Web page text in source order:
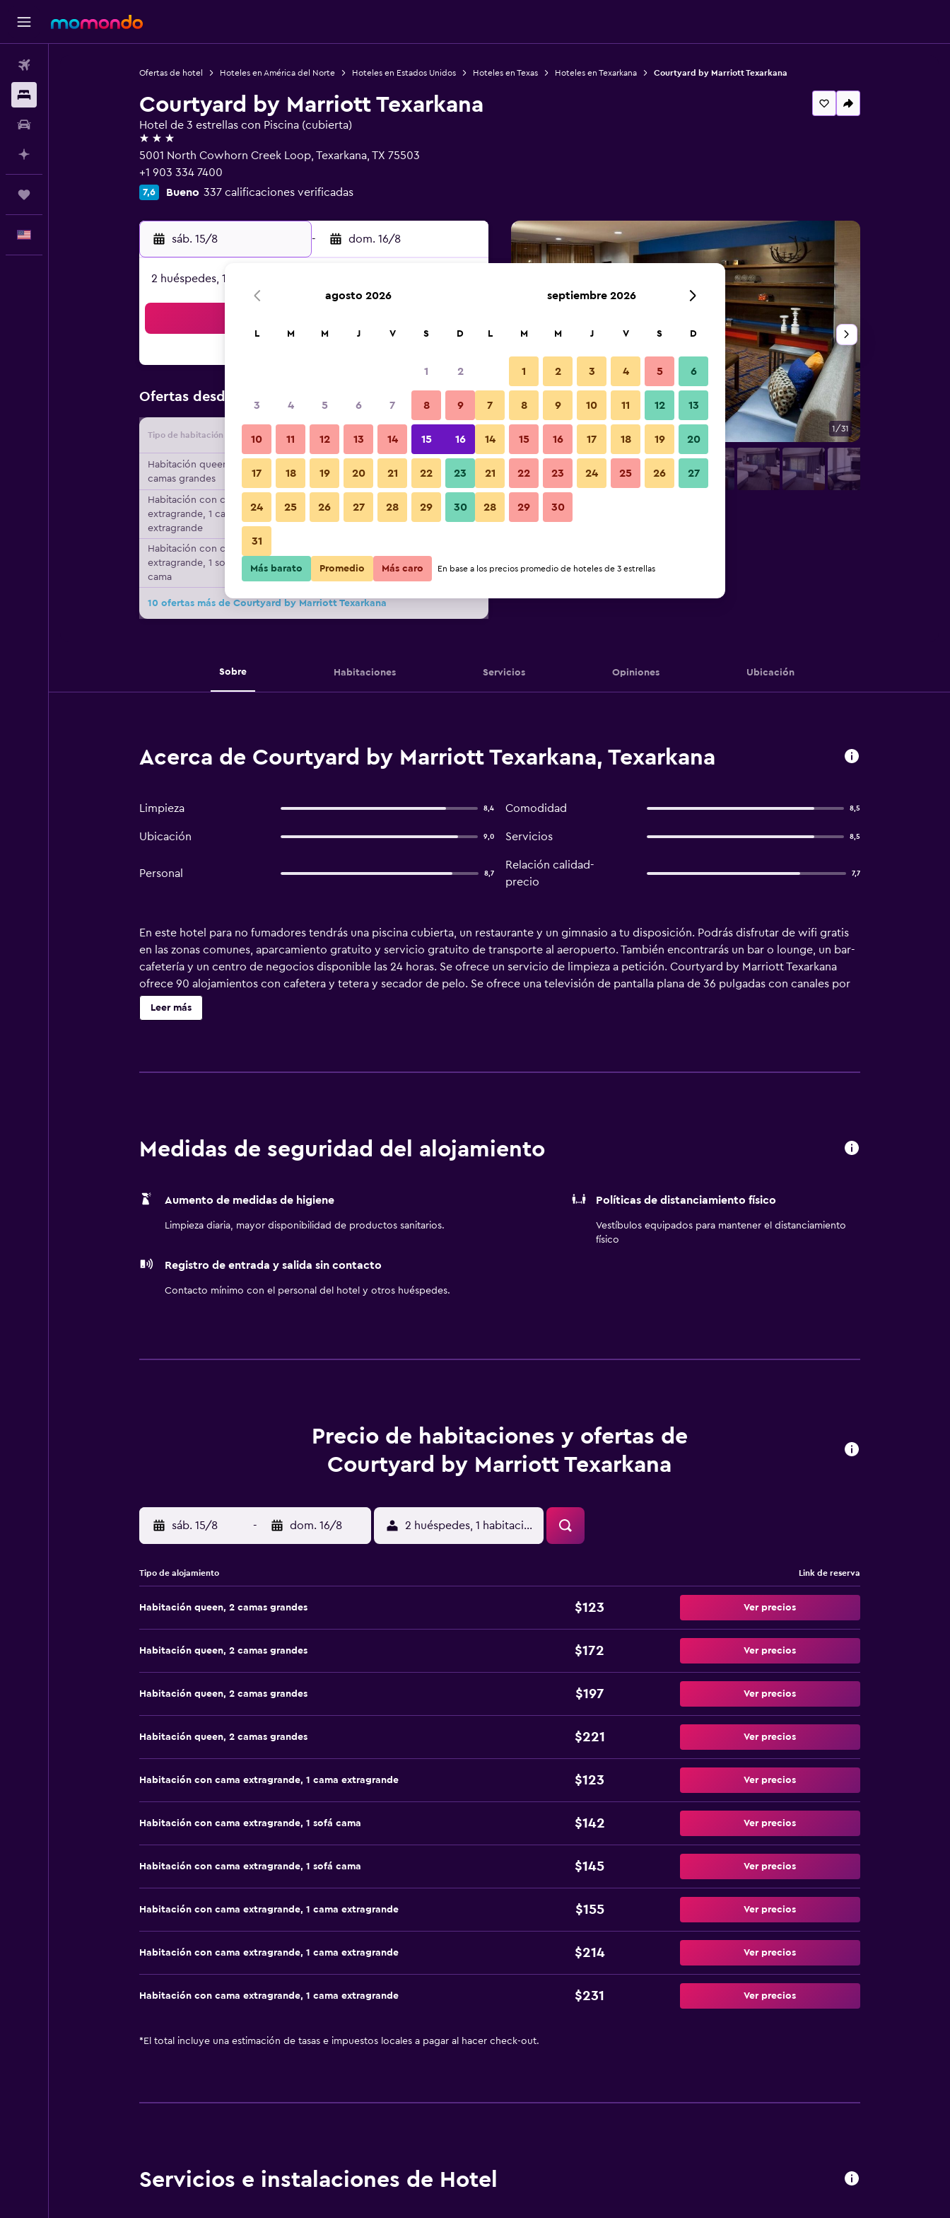
Ofertas de hotel Hoteles en América del Norte Hoteles en Estados Unidos Hoteles en Texas Hoteles en Texarkana Courtyard by Marriott Texarkana
Courtyard by Marriott Texarkana
Hotel de 3 estrellas con Piscina (cubierta)
3 estrellas
5001 North Cowhorn Creek Loop, Texarkana, TX 75503
+1 903 334 7400
7,6 Bueno 337 calificaciones verificadas
sáb. 15/8 - dom. 16/8
2 huéspedes, 1 habitación
Ofertas desde Oferta más barata de precio por noche
Tipo de habitación Proveedor Total noche
Habitación queen, 2
camas grandes
$123 Ver oferta
Habitación con cama
extragrande, 1 cama
extragrande
$123
Habitación con cama
extragrande, 1 sofá
cama
$142 Ver oferta
10 ofertas más de Courtyard by Marriott Texarkana
Lounge 1/31
Fotos
Sobre Habitaciones Servicios Opiniones Ubicación
Acerca de Courtyard by Marriott Texarkana, Texarkana
Limpieza 8,4 Comodidad 8,5
Ubicación 9,0 Servicios 8,5
Personal 8,7
Relación calidad-
precio
7,7
En este hotel para no fumadores tendrás una piscina cubierta, un restaurante y un gimnasio a tu disposición. Podrás disfrutar de wifi gratis
en las zonas comunes, aparcamiento gratuito y servicio gratuito de transporte al aeropuerto. También encontrarás un bar o lounge, un bar-
cafetería y un centro de negocios disponible las 24 horas. Se ofrece un servicio de limpieza a petición. Courtyard by Marriott Texarkana
ofrece 90 alojamientos con cafetera y tetera y secador de pelo. Se ofrece una televisión de pantalla plana de 36 pulgadas con canales por
cable de suscripción. Los huéspedes pueden utilizar los siguientes servicios disponibles en las habitaciones: frigorífico y microondas. Los
baños están equipados con ducha y bañera combinadas y artículos de higiene personal gratuitos. Este hotel en Texarkana ofrece acceso a
Leer más
Medidas de seguridad del alojamiento
Aumento de medidas de higiene
Limpieza diaria, mayor disponibilidad de productos sanitarios.
Políticas de distanciamiento físico
Vestíbulos equipados para mantener el distanciamiento
físico
Registro de entrada y salida sin contacto
Contacto mínimo con el personal del hotel y otros huéspedes.
Precio de habitaciones y ofertas de
Courtyard by Marriott Texarkana
sáb. 15/8 - dom. 16/8 2 huéspedes, 1 habitación
Tipo de alojamiento Link de reserva
Habitación queen, 2 camas grandes $123 Ver precios
Habitación queen, 2 camas grandes $172 Ver precios
Habitación queen, 2 camas grandes $197 Ver precios
Habitación queen, 2 camas grandes $221 Ver precios
Habitación con cama extragrande, 1 cama extragrande $123 Ver precios
Habitación con cama extragrande, 1 sofá cama $142 Ver precios
Habitación con cama extragrande, 1 sofá cama $145 Ver precios
Habitación con cama extragrande, 1 cama extragrande $155 Ver precios
Habitación con cama extragrande, 1 cama extragrande $214 Ver precios
Habitación con cama extragrande, 1 cama extragrande $231 Ver precios
* El total incluye una estimación de tasas e impuestos locales a pagar al hacer check-out.
Servicios e instalaciones de Hotel
agosto 2026
L M M J V S D
1 2
3 4 5 6 7 8 9
10 11 12 13 14 15 16
17 18 19 20 21 22 23
24 25 26 27 28 29 30
31
septiembre 2026
L M M J V S D
1 2 3 4 5 6
7 8 9 10 11 12 13
14 15 16 17 18 19 20
21 22 23 24 25 26 27
28 29 30
Más barato Promedio Más caro En base a los precios promedio de hoteles de 3 estrellas